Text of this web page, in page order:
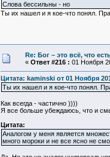
Слова бессильны - но
Ты их нашел и я кое-что понял.
Re: Бог – это всё, что
« Ответ #216 : 01 Ноября
Цитата: kaminski от 01 Ноября
Ты их нашел и я кое-что понял.
Как всегда - частично ))))
Я все больше убеждаюсь, что и
Цитата:
Аналогом у меня является
много мороки и не все ясно не